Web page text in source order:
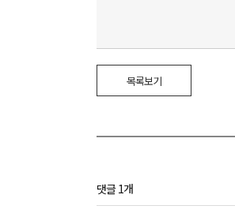
목록보기
댓글 1개